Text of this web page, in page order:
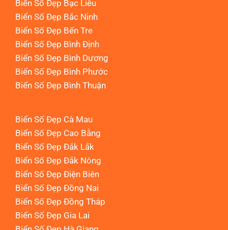
Biển Số Đẹp Bạc Liêu
Biển Số Đẹp Bắc Ninh
Biển Số Đẹp Bến Tre
Biển Số Đẹp Bình Định
Biển Số Đẹp Bình Dương
Biển Số Đẹp Bình Phước
Biển Số Đẹp Bình Thuận
Biển Số Đẹp Cà Mau
Biển Số Đẹp Cao Bằng
Biển Số Đẹp Đắk Lắk
Biển Số Đẹp Đắk Nông
Biển Số Đẹp Điện Biên
Biển Số Đẹp Đồng Nai
Biển Số Đẹp Đồng Tháp
Biển Số Đẹp Gia Lai